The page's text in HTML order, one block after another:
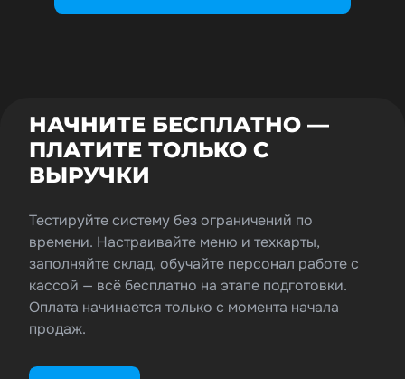
НАЧНИТЕ БЕСПЛАТНО —
ПЛАТИТЕ ТОЛЬКО С
ВЫРУЧКИ
Тестируйте систему без ограничений по
времени. Настраивайте меню и техкарты,
заполняйте склад, обучайте персонал работе с
кассой — всё бесплатно на этапе подготовки.
Оплата начинается только с момента начала
продаж.